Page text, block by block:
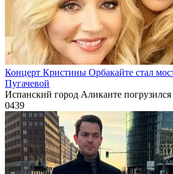
Концерт Кристины Орбакайте стал
Пугачевой
Испанский город Аликанте погрузился
0439